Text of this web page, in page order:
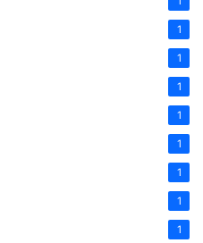
1
1
1
1
1
1
1
1